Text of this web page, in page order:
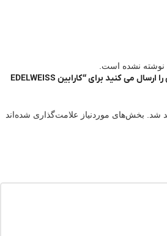
نوشته نشده است.
اولین نفری باشید که دیدگاهی را ارسال می کنید برای “کارابین EDELWEISS
شد. بخش‌های موردنیاز علامت‌گذاری شده‌اند